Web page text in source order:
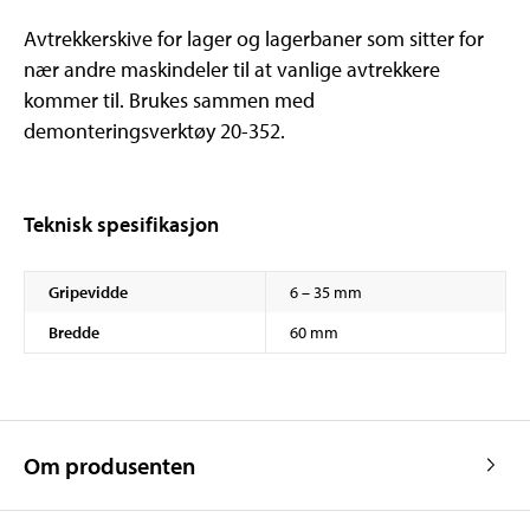
Avtrekkerskive for lager og lagerbaner som sitter for
nær andre maskindeler til at vanlige avtrekkere
kommer til. Brukes sammen med
demonteringsverktøy 20-352.
Teknisk spesifikasjon
Gripevidde
6 – 35 mm
Bredde
60 mm
Om produsenten